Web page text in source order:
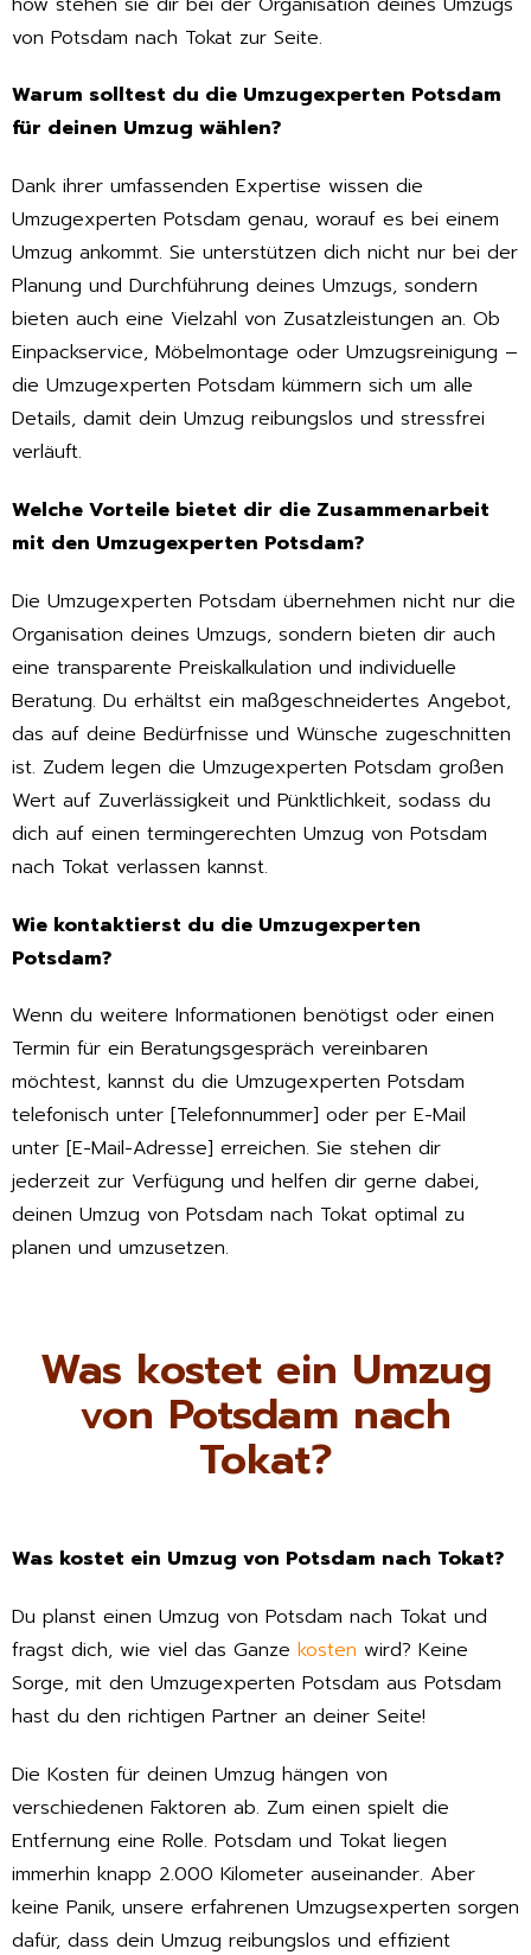
von Potsdam nach Tokat zur Seite.
Warum solltest du die Umzugexperten Potsdam
für deinen Umzug wählen?
Dank ihrer umfassenden Expertise wissen die
Umzugexperten Potsdam genau, worauf es bei einem
Umzug ankommt. Sie unterstützen dich nicht nur bei der
Planung und Durchführung deines Umzugs, sondern
bieten auch eine Vielzahl von Zusatzleistungen an. Ob
Einpackservice, Möbelmontage oder Umzugsreinigung –
die Umzugexperten Potsdam kümmern sich um alle
Details, damit dein Umzug reibungslos und stressfrei
verläuft.
Welche Vorteile bietet dir die Zusammenarbeit
mit den Umzugexperten Potsdam?
Die Umzugexperten Potsdam übernehmen nicht nur die
Organisation deines Umzugs, sondern bieten dir auch
eine transparente Preiskalkulation und individuelle
Beratung. Du erhältst ein maßgeschneidertes Angebot,
das auf deine Bedürfnisse und Wünsche zugeschnitten
ist. Zudem legen die Umzugexperten Potsdam großen
Wert auf Zuverlässigkeit und Pünktlichkeit, sodass du
dich auf einen termingerechten Umzug von Potsdam
nach Tokat verlassen kannst.
Wie kontaktierst du die Umzugexperten
Potsdam?
Wenn du weitere Informationen benötigst oder einen
Termin für ein Beratungsgespräch vereinbaren
möchtest, kannst du die Umzugexperten Potsdam
telefonisch unter [Telefonnummer] oder per E-Mail
unter [E-Mail-Adresse] erreichen. Sie stehen dir
jederzeit zur Verfügung und helfen dir gerne dabei,
deinen Umzug von Potsdam nach Tokat optimal zu
planen und umzusetzen.
Was kostet ein Umzug
von Potsdam nach
Tokat?
Was kostet ein Umzug von Potsdam nach Tokat?
Du planst einen Umzug von Potsdam nach Tokat und
fragst dich, wie viel das Ganze kosten wird? Keine
Sorge, mit den Umzugexperten Potsdam aus Potsdam
hast du den richtigen Partner an deiner Seite!
Die Kosten für deinen Umzug hängen von
verschiedenen Faktoren ab. Zum einen spielt die
Entfernung eine Rolle. Potsdam und Tokat liegen
immerhin knapp 2.000 Kilometer auseinander. Aber
keine Panik, unsere erfahrenen Umzugsexperten sorgen
dafür, dass dein Umzug reibungslos und effizient